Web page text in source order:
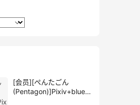
[会员][ぺんたごん
(Pentagon)]Pixiv+blues